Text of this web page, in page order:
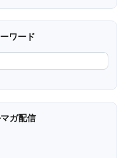
ワード
ガ配信